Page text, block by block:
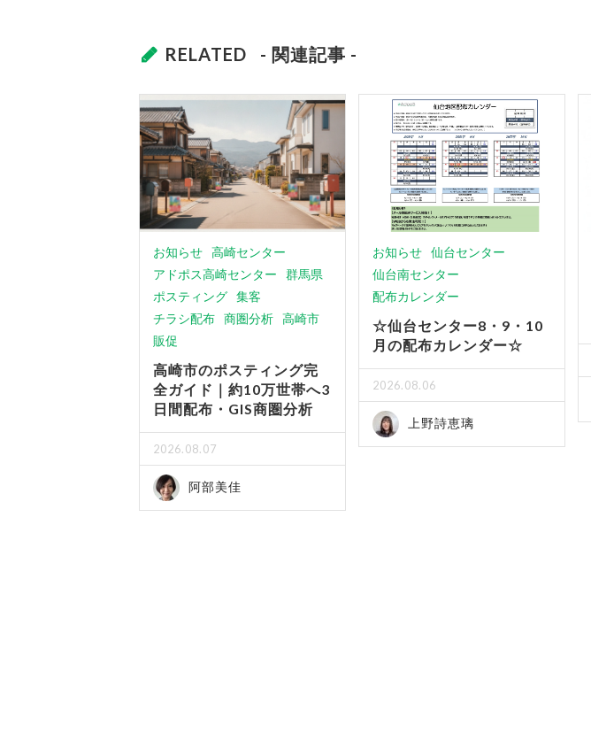
RELATED - 関連記事 -
お知らせ 高崎センター
アドポス高崎センター
群馬県
ポスティング 集客
チラシ配布 商圏分析 高崎市
販促
高崎市のポスティング完
全ガイド｜約10万世帯へ3
日間配布・GIS商圏分析
2026.08.07
阿部美佳
お知らせ 仙台センター
仙台南センター
配布カレンダー
☆仙台センター8・9・10
月の配布カレンダー☆
2026.08.06
上野詩恵璃